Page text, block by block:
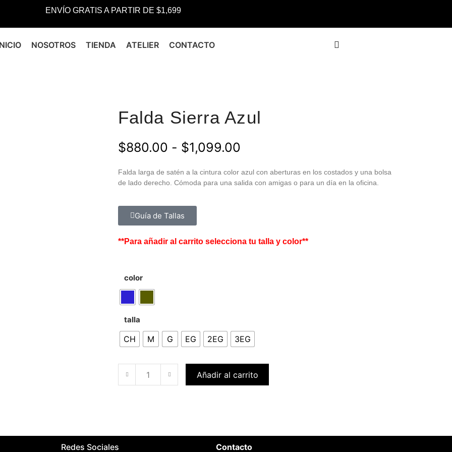
ENVÍO GRATIS A PARTIR DE $1,699
NOSOTROS TIENDA ATELIER CONTACTO
Falda Sierra Azul
$880.00 - $1,099.00
Falda larga de satén a la cintura color azul con aberturas en los costados y una bolsa
de lado derecho. Cómoda para una salida con amigas o para un día en la oficina.
Guía de Tallas
**Para añadir al carrito selecciona tu talla y color**
color
talla
CH M G EG 2EG 3EG
Añadir al carrito
Redes Sociales Contacto